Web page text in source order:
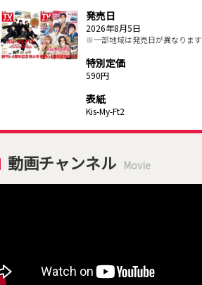
発売日
2026年8月5日
※一部地域は発売日が異なります
特別定価
590円
表紙
Kis-My-Ft2
動画チャンネル Movie